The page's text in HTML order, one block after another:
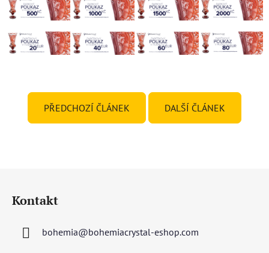
PŘEDCHOZÍ ČLÁNEK DALŠÍ ČLÁNEK
Kontakt
bohemia@bohemiacrystal-eshop.com